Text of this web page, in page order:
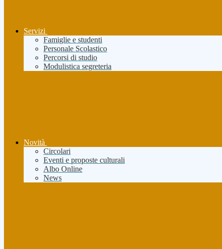
Servizi
Famiglie e studenti
Personale Scolastico
Percorsi di studio
Modulistica segreteria
Novità
Circolari
Eventi e proposte culturali
Albo Online
News